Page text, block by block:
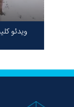
ویدئو